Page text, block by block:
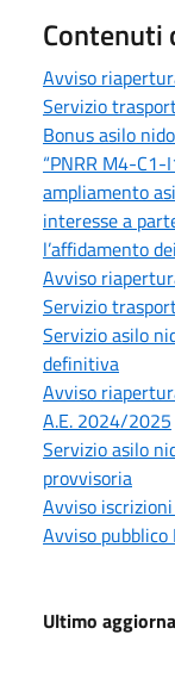
Contenuti
Avviso
Servizio
Bonus asilo
“PNRR M4-
ampliamento
interesse a
l’affidamento
Avviso
Servizio
Servizio asilo
definitiva
Avviso
A.E. 2024/2025
Servizio asilo
provvisoria
Avviso
Avviso
Ultimo